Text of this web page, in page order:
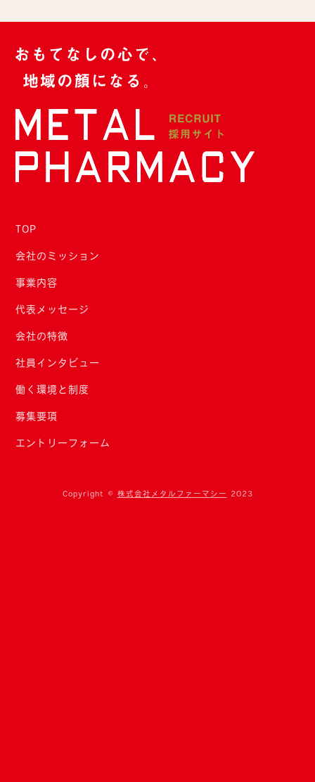
TOP
会社のミッション
事業内容
代表メッセージ
会社の特徴
社員インタビュー
働く環境と制度
募集要項
エントリーフォーム
Copyright © 株式会社メタルファーマシー 2023